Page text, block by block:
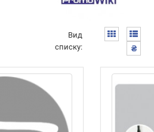
Вид
списку:
₴